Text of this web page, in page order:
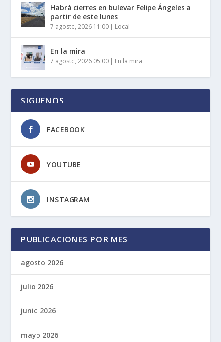
Habrá cierres en bulevar Felipe Ángeles a
partir de este lunes
7 agosto, 2026 11:00 | Local
En la mira
7 agosto, 2026 05:00 | En la mira
SIGUENOS
FACEBOOK
YOUTUBE
INSTAGRAM
PUBLICACIONES POR MES
agosto 2026
julio 2026
junio 2026
mayo 2026